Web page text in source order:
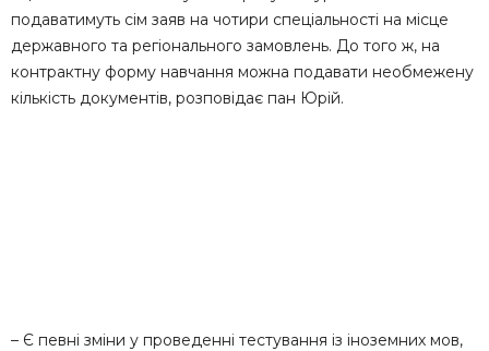
подаватимуть сім заяв на чотири спеціальності на місце
державного та регіонального замовлень. До того ж, на
контрактну форму навчання можна подавати необмежену
кількість документів, розповідає пан Юрій.
– Є певні зміни у проведенні тестування із іноземних мов,